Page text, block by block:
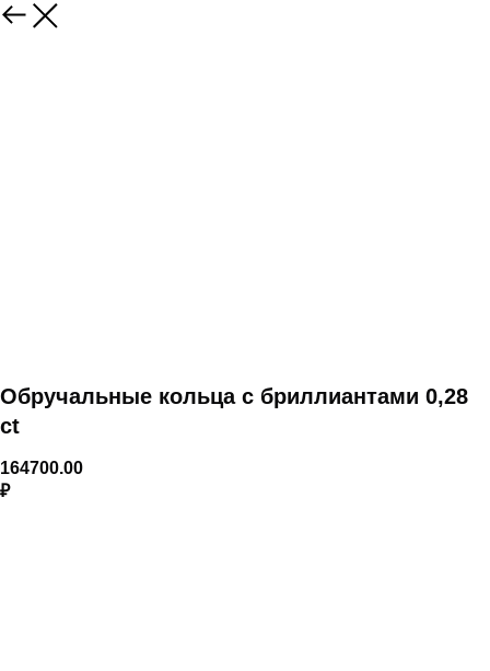
Обручальные кольца с бриллиантами 0,28
ct
164700.00
₽